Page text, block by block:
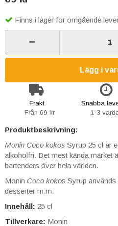
Finns i lager för omgående
Lägg i
Frakt
Från 69 kr
Snabba
1-3
Produktbeskrivning:
Monin Coco kokos Syrup 25 cl är
alkoholfri. Det mest kända märket
bartenders över hela världen.
Monin Coco kokos Syrup
desserter m.m.
Innehåll: 25 cl
Tillverkare: Monin